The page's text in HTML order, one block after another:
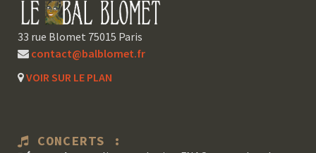
33 rue Blomet 75015 Paris
contact@balblomet.fr
VOIR SUR LE PLAN
CONCERTS :